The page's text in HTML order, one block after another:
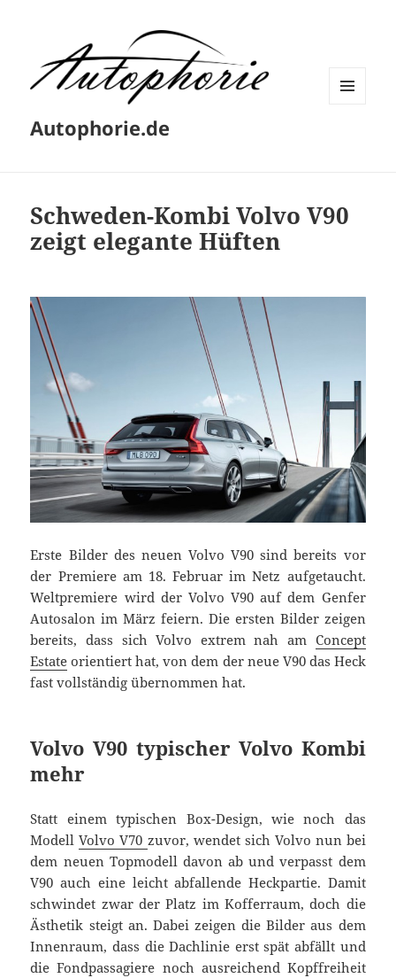
Autophorie.de
Schweden-Kombi Volvo V90
zeigt elegante Hüften
Erste Bilder des neuen Volvo V90 sind bereits vor
der Premiere am 18. Februar im Netz aufgetaucht.
Weltpremiere wird der Volvo V90 auf dem Genfer
Autosalon im März feiern. Die ersten Bilder zeigen
bereits, dass sich Volvo extrem nah am Concept
Estate orientiert hat, von dem der neue V90 das Heck
fast vollständig übernommen hat.
Volvo V90 typischer Volvo Kombi
mehr
Statt einem typischen Box-Design, wie noch das
ModellVolvo V70 zuvor, wendet sich Volvo nun bei
dem neuen Topmodell davon ab und verpasst dem
V90 auch eine leicht abfallende Heckpartie. Damit
schwindet zwar der Platz im Kofferraum, doch die
Ästhetik steigt an. Dabei zeigen die Bilder aus dem
Innenraum, dass die Dachlinie erst spät abfällt und
die Fondpassagiere noch ausreichend Kopffreiheit